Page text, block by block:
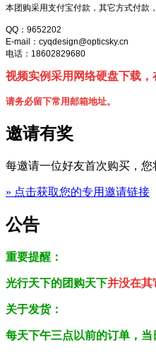
本团购采用支付宝付款，其它方式付款
QQ：9652202
E-mail：cyqdesign@opticsky.cn
电话：18602829680
视频实例采用网络硬盘下载
请务必留下常用邮箱地址。
邀请有奖
每邀请一位好友首次购买，您
» 点击获取您的专用邀请链接
公告
重要提醒：
光行天下的团购天下并没在其
关于发货：
每天下午三点以前的订单，当